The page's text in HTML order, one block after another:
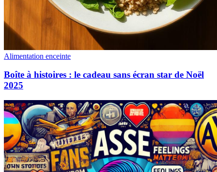
Alimentation enceinte
Boîte à histoires : le cadeau sans écran star de Noël
2025